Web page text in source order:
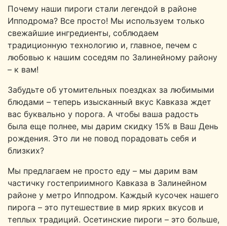
Почему наши пироги стали легендой в районе
Ипподрома? Все просто! Мы используем только
свежайшие ингредиенты, соблюдаем
традиционную технологию и, главное, печем с
любовью к нашим соседям по Залинейному району
– к вам!
Забудьте об утомительных поездках за любимыми
блюдами – теперь изысканный вкус Кавказа ждет
вас буквально у порога. А чтобы ваша радость
была еще полнее, мы дарим скидку 15% в Ваш День
рождения. Это ли не повод порадовать себя и
близких?
Мы предлагаем не просто еду – мы дарим вам
частичку гостеприимного Кавказа в Залинейном
районе у метро Ипподром. Каждый кусочек нашего
пирога – это путешествие в мир ярких вкусов и
теплых традиций. Осетинские пироги – это больше,